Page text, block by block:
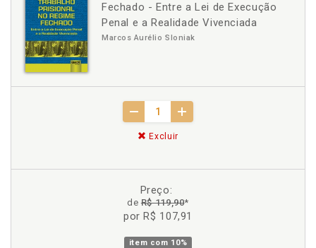
Fechado - Entre a Lei de Execução
Penal e a Realidade Vivenciada
Marcos Aurélio Sloniak
Excluir
Preço:
deR$ 119,90*
por R$ 107,91
item com 10%